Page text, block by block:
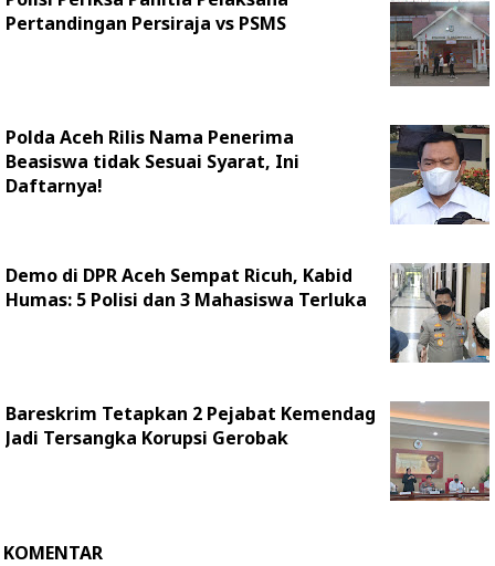
Pertandingan Persiraja vs PSMS
Polda Aceh Rilis Nama Penerima
Beasiswa tidak Sesuai Syarat, Ini
Daftarnya!
Demo di DPR Aceh Sempat Ricuh, Kabid
Humas: 5 Polisi dan 3 Mahasiswa Terluka
Bareskrim Tetapkan 2 Pejabat Kemendag
Jadi Tersangka Korupsi Gerobak
KOMENTAR